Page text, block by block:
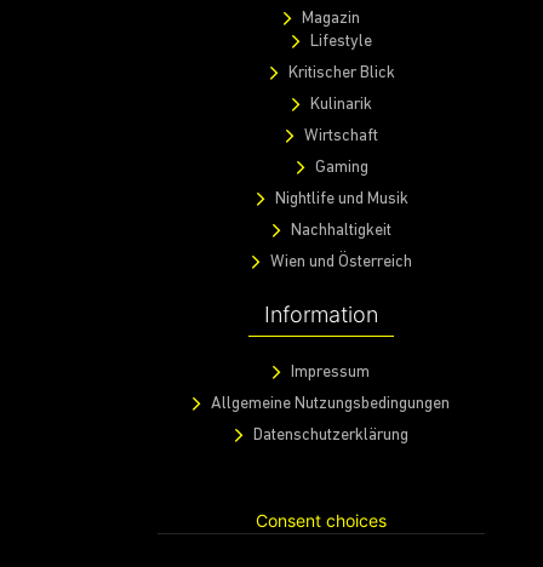
Magazin
Lifestyle
Kritischer Blick
Kulinarik
Wirtschaft
Gaming
Nightlife und Musik
Nachhaltigkeit
Wien und Österreich
Information
Impressum
Allgemeine Nutzungsbedingungen
Datenschutzerklärung
Consent choices